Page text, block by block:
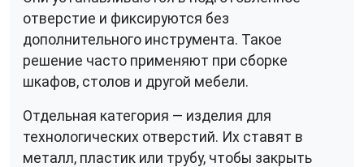
отверстие и фиксируются без
дополнительного инструмента. Такое
решение часто применяют при сборке
шкафов, столов и другой мебели.
Отдельная категория — изделия для
технологических отверстий. Их ставят в
металл, пластик или трубу, чтобы закрыть